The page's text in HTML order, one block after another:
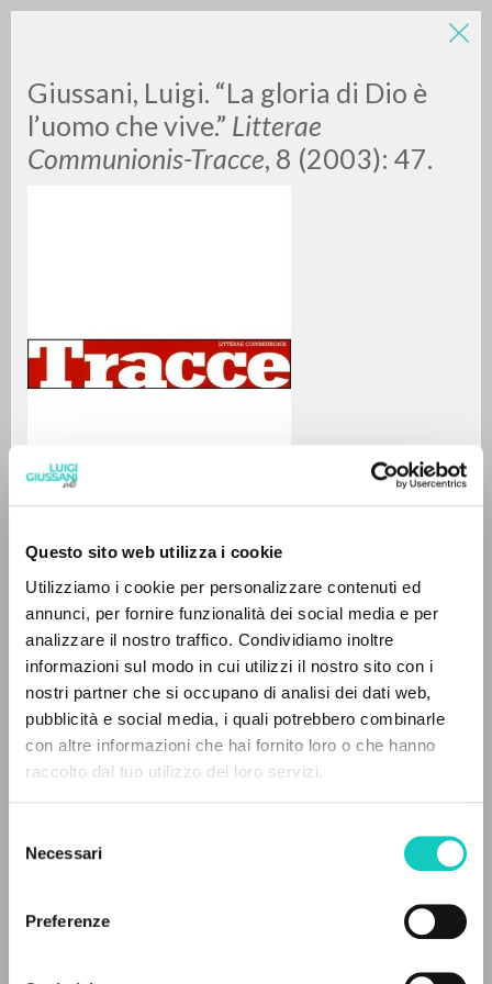
Questo sito web utilizza i cookie
Utilizziamo i cookie per personalizzare contenuti ed
annunci, per fornire funzionalità dei social media e per
analizzare il nostro traffico. Condividiamo inoltre
informazioni sul modo in cui utilizzi il nostro sito con i
nostri partner che si occupano di analisi dei dati web,
pubblicità e social media, i quali potrebbero combinarle
con altre informazioni che hai fornito loro o che hanno
raccolto dal tuo utilizzo dei loro servizi.
delNecessari
Preferenze
Giussani, Luigi. “La gloria di Dio è
l’uomo che vive.” Litterae
Communionis-Tracce, 8 (2003): 47.
Giussani LuigiAuthor
Italian
Litterae Communionis-Tracce
2003
Pages: 1
FULL TEXT
LUIGI
GIUSSANI
0RESULTS FOUND
MORE RESULTS